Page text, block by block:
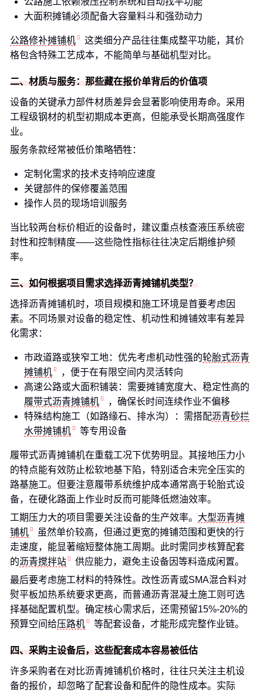
大面积摊铺必须配备大容量料斗和强劲动力
公路修补摊铺机
这类细分产品往往集成整平功能，其价
格包含特殊工艺成本，不能简单与基础机型对比。
二、材质与服务：那些藏在报价单背后的价值项
设备的关键承力部件材质差异会显著影响使用寿命。采用
工程级钢材的机型初期成本更高，但能承受长期高强度作
业。
服务条款经常被低价策略牺牲：
定制化需求的技术支持响应速度
关键部件的保修覆盖范围
操作人员的现场培训服务
当比较两台标价相近的设备时，建议重点核查液压系统密
封性和控制精度——这些隐性指标往往决定后期维护频
率。
三、如何根据项目需求选择沥青摊铺机类型？
选择沥青摊铺机时，项目规模和施工环境是首要考虑因
素。不同场景对设备的稳定性、机动性和摊铺效率有差异
化需求：
市政道路或狭窄工地：优先考虑机动性强的轮胎式沥青
摊铺机
，便于在有限空间内灵活转向
高速公路或大面积铺装：需要摊铺宽度大、稳定性高的
履带式沥青摊铺机
，确保长时间连续作业不偏移
特殊结构施工（如路缘石、排水沟）：需搭配沥青砂拦
水带摊铺机
等专用设备
履带式沥青摊铺机在重载工况下优势明显。其接地压力小
的特点能有效防止松软地基下陷，特别适合未完全压实的
路基施工。但要注意履带系统维护成本通常高于轮胎式设
备，在硬化路面上作业时反而可能降低燃油效率。
工期压力大的项目需要关注设备的生产效率。 大型沥青摊
铺机
虽然单价较高，但通过更宽的摊铺范围和更快的行
走速度，能显著缩短整体施工周期。此时需同步核算配套
的沥青搅拌站
供应能力，避免主设备因等料造成闲置。
最后要考虑施工材料的特殊性。改性沥青或SMA混合料对
熨平板加热系统要求更高，而普通沥青混凝土施工则可选
择基础配置机型。确定核心需求后，还需预留15%-20%的
预算空间给压路机 等配套设备，才能形成完整作业链。
四、采购主设备后，这些配套成本容易被低估
许多采购者在对比沥青摊铺机价格时，往往只关注主机设
备的报价，却忽略了配套设备和配件的隐性成本。实际